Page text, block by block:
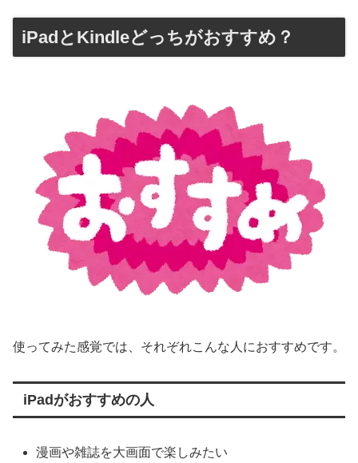
iPadとKindleどっちがおすすめ？
使ってみた感覚では、それぞれこんな人におすすめです。
iPadがおすすめの人
漫画や雑誌を大画面で楽しみたい